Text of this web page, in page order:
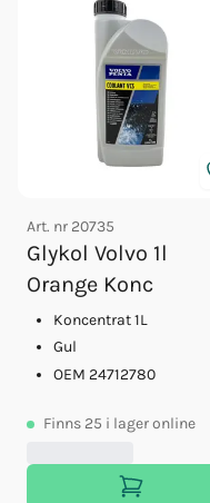
Art. nr 20735
Glykol Volvo 1l
Orange Konc
Koncentrat 1L
Gul
OEM 24712780
Finns 25 i lager online